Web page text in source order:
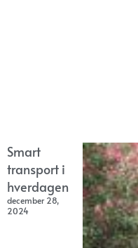
Smart
transport i
hverdagen
december 28,
2024